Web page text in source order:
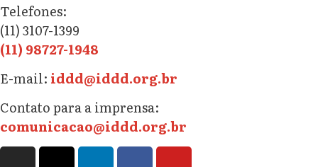
Telefones:
(11) 3107-1399
(11) 98727-1948
E-mail: iddd@iddd.org.br
Contato para a imprensa:
comunicacao@iddd.org.br